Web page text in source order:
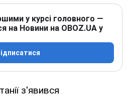
у курсі головного —
на Новини на OBOZ.UA у
з'явився